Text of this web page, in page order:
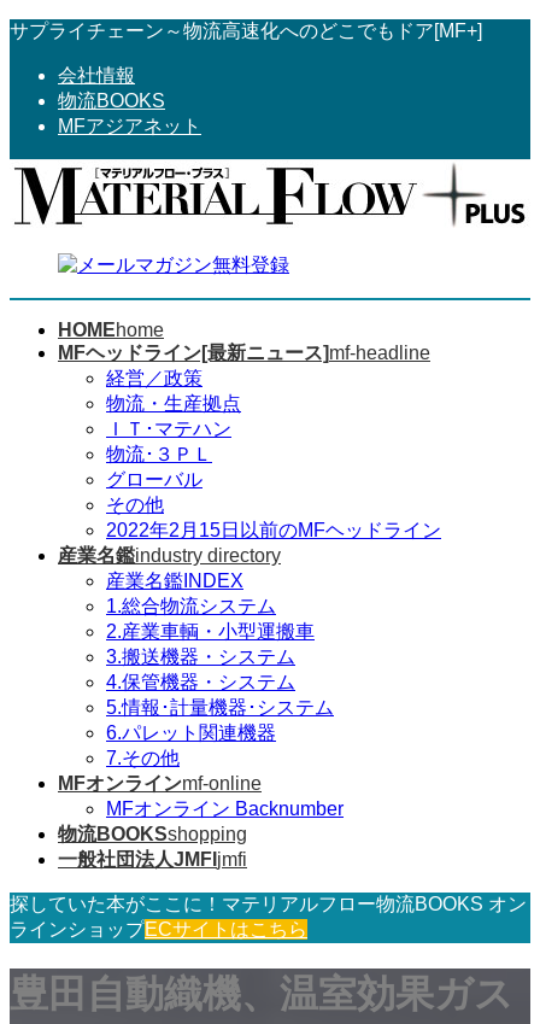
コ
へ
ス
ナ
ョ
ン
サプライチェーン～物流高速化へのどこでもドア[MF+]
会社情報
物流BOOKS
MFアジアネット
HOMEhome
MFヘッドライン[最新ニュース]mf-headline
経営／政策
物流・生産拠点
ＩＴ･マテハン
物流･３ＰＬ
グローバル
その他
2022年2月15日以前のMFヘッドライン
産業名鑑industry directory
産業名鑑INDEX
1.総合物流システム
2.産業車輌・小型運搬車
3.搬送機器・システム
4.保管機器・システム
5.情報･計量機器･システム
6.パレット関連機器
7.その他
MFオンラインmf-online
MFオンライン Backnumber
物流BOOKSshopping
一般社団法人JMFI jmfi
探していた本がここに！マテリアルフロー物流BOOKS オン
ラインショップECサイトはこちら
豊田自動織機、温室効果ガス